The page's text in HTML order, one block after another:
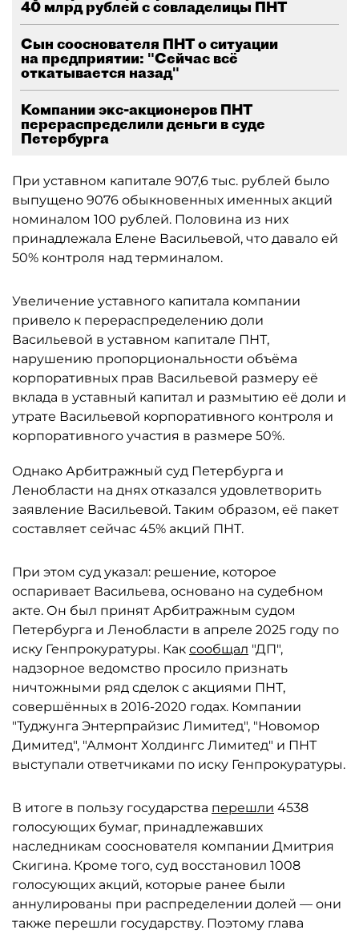
40 млрд рублей с совладелицы ПНТ
Сын сооснователя ПНТ о ситуации
на предприятии: "Сейчас всё
откатывается назад"
Компании экс-акционеров ПНТ
перераспределили деньги в суде
Петербурга
При уставном капитале 907,6 тыс. рублей было
выпущено 9076 обыкновенных именных акций
номиналом 100 рублей. Половина из них
принадлежала Елене Васильевой, что давало ей
50% контроля над терминалом.
Увеличение уставного капитала компании
привело к перераспределению доли
Васильевой в уставном капитале ПНТ,
нарушению пропорциональности объёма
корпоративных прав Васильевой размеру её
вклада в уставный капитал и размытию её доли и
утрате Васильевой корпоративного контроля и
корпоративного участия в размере 50%.
Однако Арбитражный суд Петербурга и
Ленобласти на днях отказался удовлетворить
заявление Васильевой. Таким образом, её пакет
составляет сейчас 45% акций ПНТ.
При этом суд указал: решение, которое
оспаривает Васильева, основано на судебном
акте. Он был принят Арбитражным судом
Петербурга и Ленобласти в апреле 2025 году по
иску Генпрокуратуры. Как сообщал "ДП",
надзорное ведомство просило признать
ничтожными ряд сделок с акциями ПНТ,
совершённых в 2016-2020 годах. Компании
"Туджунга Энтерпрайзис Лимитед", "Новомор
Димитед", "Алмонт Холдингс Лимитед" и ПНТ
выступали ответчиками по иску Генпрокуратуры.
В итоге в пользу государства перешли 4538
голосующих бумаг, принадлежавших
наследникам сооснователя компании Дмитрия
Скигина. Кроме того, суд восстановил 1008
голосующих акций, которые ранее были
аннулированы при распределении долей — они
также перешли государству. Поэтому глава